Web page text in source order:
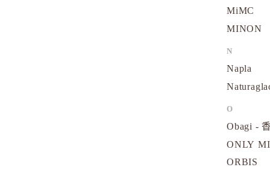
MiMC
MINON
N
Napla
O
Obagi -
ONLY
ORBIS